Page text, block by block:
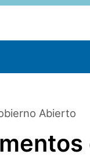
Abierto